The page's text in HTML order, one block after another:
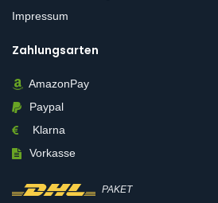
Impressum
Zahlungsarten
AmazonPay
Paypal
Klarna
Vorkasse
PAKET